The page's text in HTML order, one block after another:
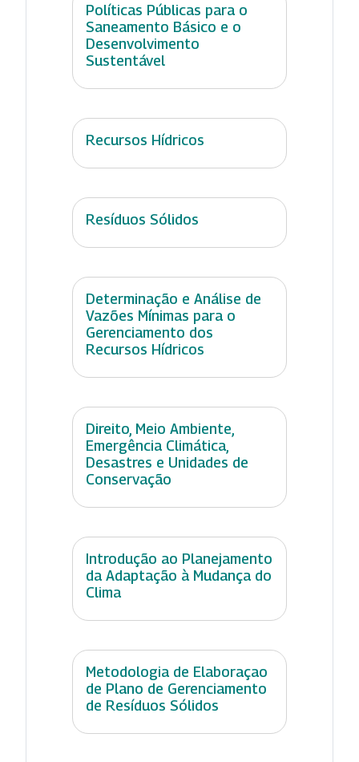
Políticas Públicas para o
Saneamento Básico e o
Desenvolvimento
Sustentável
Recursos Hídricos
Resíduos Sólidos
Determinação e Análise de
Vazões Mínimas para o
Gerenciamento dos
Recursos Hídricos
Direito, Meio Ambiente,
Emergência Climática,
Desastres e Unidades de
Conservação
Introdução ao Planejamento
da Adaptação à Mudança do
Clima
Metodologia de Elaboraçao
de Plano de Gerenciamento
de Resíduos Sólidos